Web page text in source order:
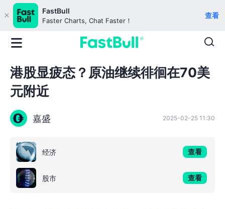
FastBull
Faster Charts, Chat Faster！
查看
港股显疲态？原油继续徘徊在70美
元附近
嘉盛 2025-02-25 11:30
经济 查看
股市 查看